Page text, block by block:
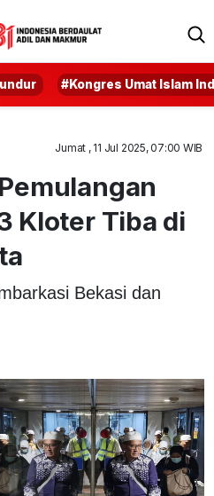
#Kongres Umat Islam
Jumat , 11 Jul 2025, 07:00 WIB
Kloter Tiba di
Bekasi dan